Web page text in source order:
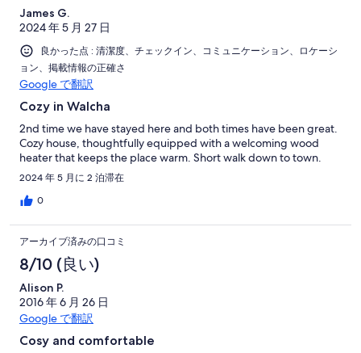
James G.
2024 年 5 月 27 日
良かった点 : 清潔度、チェックイン、コミュニケーション、ロケーシ
ョン、掲載情報の正確さ
Google で翻訳
Cozy in Walcha
2nd time we have stayed here and both times have been great.
Cozy house, thoughtfully equipped with a welcoming wood
heater that keeps the place warm. Short walk down to town.
2024 年 5 月に 2 泊滞在
0
アーカイブ済みの口コミ
8/10 (良い)
Alison P.
2016 年 6 月 26 日
Google で翻訳
Cosy and comfortable